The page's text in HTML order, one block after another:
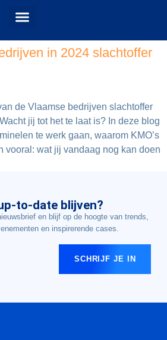
in 2024 slachtoffer
de Vlaamse bedrijven slachtoffer
jij tot het te laat is? In deze blog
te werk gaan, waarom KMO’s
vooral: wat jij vandaag nog kan doen
to-date blijven?
en blijf op de hoogte van trends,
en inspirerende cases.
SCHRIJF JE IN